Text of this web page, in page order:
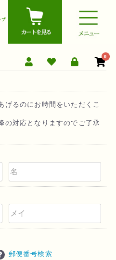
0
げるのにお時間をいただくこ
の対応となりますのでご了承
郵便番号検索